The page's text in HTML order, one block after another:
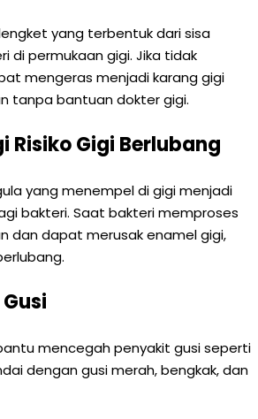
yang terbentuk dari sisa
di permukaan gigi. Jika tidak
mengeras menjadi karang gigi
tanpa bantuan dokter gigi.
Risiko Gigi Berlubang
yang menempel di gigi menjadi
bakteri. Saat bakteri memproses
dan dapat merusak enamel gigi,
mencegah penyakit gusi seperti
dengan gusi merah, bengkak, dan